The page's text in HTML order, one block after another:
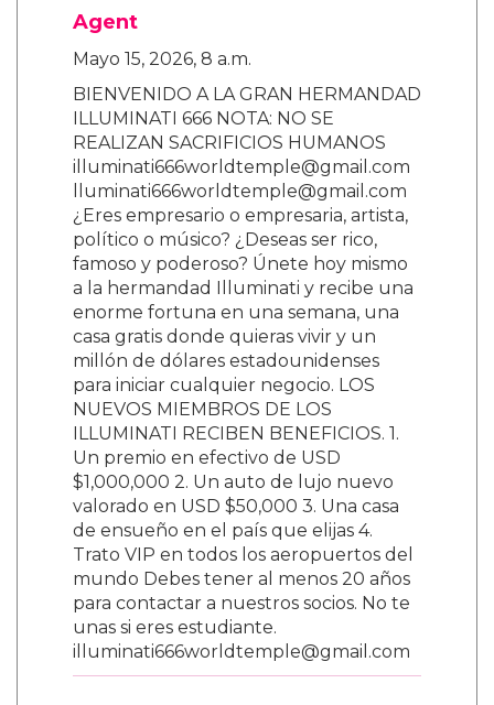
Agent
Mayo 15, 2026, 8 a.m.
BIENVENIDO A LA GRAN HERMANDAD
ILLUMINATI 666 NOTA: NO SE
REALIZAN SACRIFICIOS HUMANOS
illuminati666worldtemple@gmail.com
lluminati666worldtemple@gmail.com
¿Eres empresario o empresaria, artista,
político o músico? ¿Deseas ser rico,
famoso y poderoso? Únete hoy mismo
a la hermandad Illuminati y recibe una
enorme fortuna en una semana, una
casa gratis donde quieras vivir y un
millón de dólares estadounidenses
para iniciar cualquier negocio. LOS
NUEVOS MIEMBROS DE LOS
ILLUMINATI RECIBEN BENEFICIOS. 1.
Un premio en efectivo de USD
$1,000,000 2. Un auto de lujo nuevo
valorado en USD $50,000 3. Una casa
de ensueño en el país que elijas 4.
Trato VIP en todos los aeropuertos del
mundo Debes tener al menos 20 años
para contactar a nuestros socios. No te
unas si eres estudiante.
illuminati666worldtemple@gmail.com